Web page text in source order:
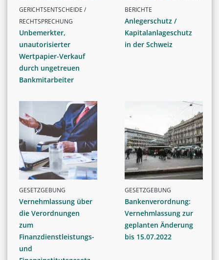
GERICHTSENTSCHEIDE /
RECHTSPRECHUNG
Unbemerkter,
unautorisierter
Wertpapier-Verkauf
durch ungetreuen
Bankmitarbeiter
BERICHTE
Anlegerschutz /
Kapitalanlageschutz
in der Schweiz
GESETZGEBUNG
Vernehmlassung über
die Verordnungen
zum
Finanzdienstleistungs-
und
GESETZGEBUNG
Bankenverordnung:
Vernehmlassung zur
geplanten Änderung
bis 15.07.2022